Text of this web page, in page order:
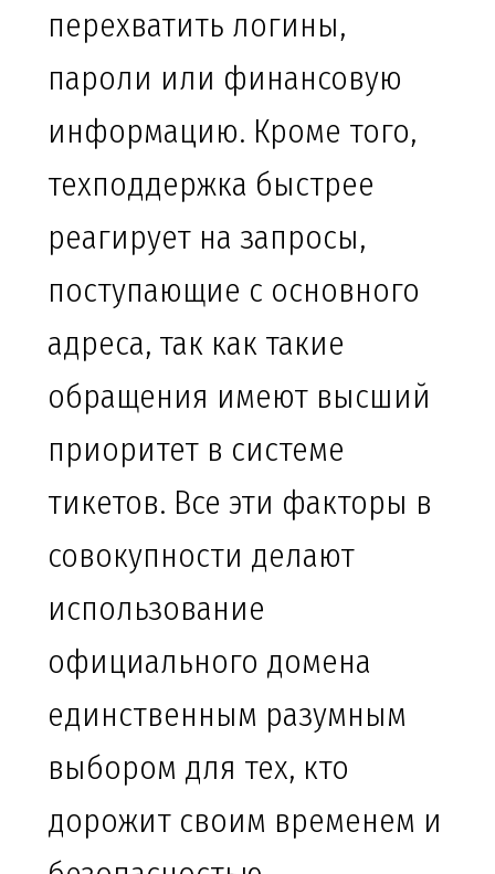
перехватить логины,
пароли или финансовую
информацию. Кроме того,
техподдержка быстрее
реагирует на запросы,
поступающие с основного
адреса, так как такие
обращения имеют высший
приоритет в системе
тикетов. Все эти факторы в
совокупности делают
использование
официального домена
единственным разумным
выбором для тех, кто
дорожит своим временем и